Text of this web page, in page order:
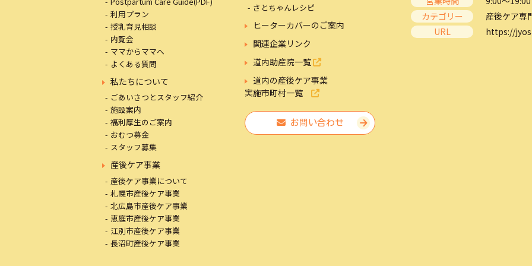
利用プラン
授乳育児相談
内覧会
ママからママへ
よくある質問
私たちについて
ごあいさつとスタッフ紹介
施設案内
福利厚生のご案内
おむつ募金
スタッフ募集
産後ケア事業
産後ケア事業について
札幌市産後ケア事業
北広島市産後ケア事業
恵庭市産後ケア事業
江別市産後ケア事業
長沼町産後ケア事業
さとちゃんレシピ
ヒーターカバーのご案内
関連企業リンク
道内助産院一覧
道内の産後ケア事業
実施市町村一覧
お問い合わせ
カテゴリー
産後ケア専
URL
https://